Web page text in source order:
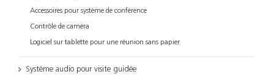
Accessoires pour système de conférence
Contrôle de caméra
Logiciel sur tablette pour une réunion sans papier
Système audio pour visite guidée